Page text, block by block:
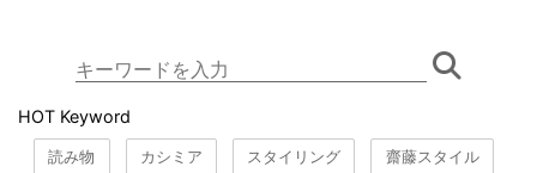
HOT Keyword
読み物 カシミア スタイリング 齋藤スタイル